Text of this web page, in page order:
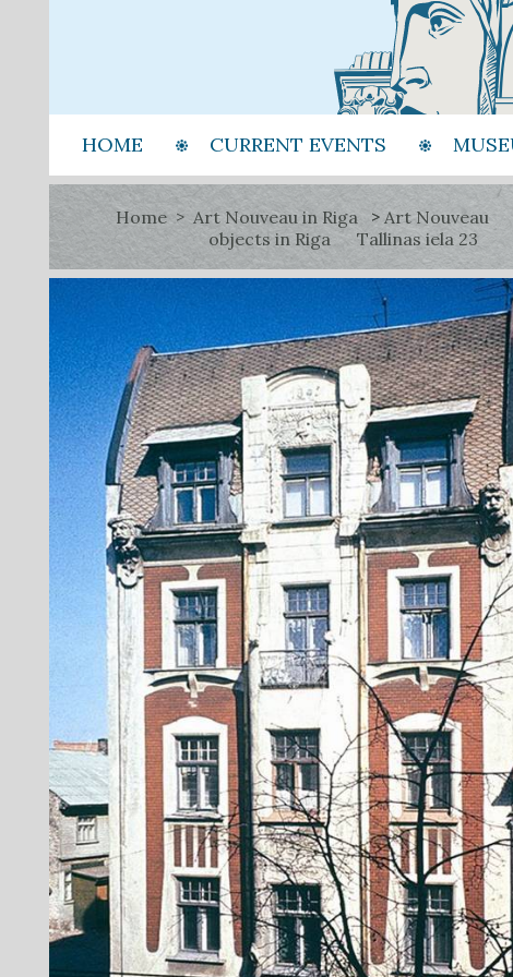
HOME CURRENT EVENTS
Home Art Nouveau in Riga
Art Nouveau
objects in Riga
Tallinas iela 23